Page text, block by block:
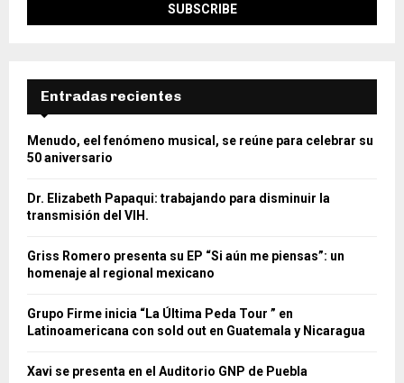
Entradas recientes
Menudo, eel fenómeno musical, se reúne para celebrar su
50 aniversario
Dr. Elizabeth Papaqui: trabajando para disminuir la
transmisión del VIH.
Griss Romero presenta su EP “Si aún me piensas”: un
homenaje al regional mexicano
Grupo Firme inicia “La Última Peda Tour ” en
Latinoamericana con sold out en Guatemala y Nicaragua
Xavi se presenta en el Auditorio GNP de Puebla